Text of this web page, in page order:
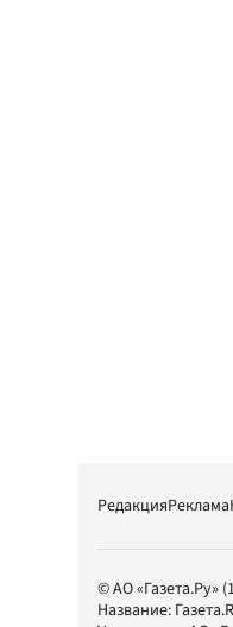
РедакцияРеклама
© АО «Газета.Ру»
Название: